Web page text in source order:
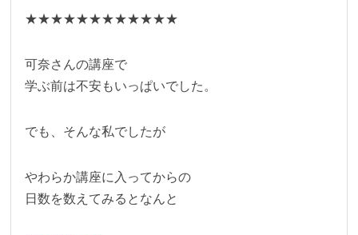
★★★★★★★★★★★★
可奈さんの講座で
学ぶ前は不安もいっぱいでした。
でも、そんな私でしたが
やわらか講座に入ってからの
日数を数えてみるとなんと